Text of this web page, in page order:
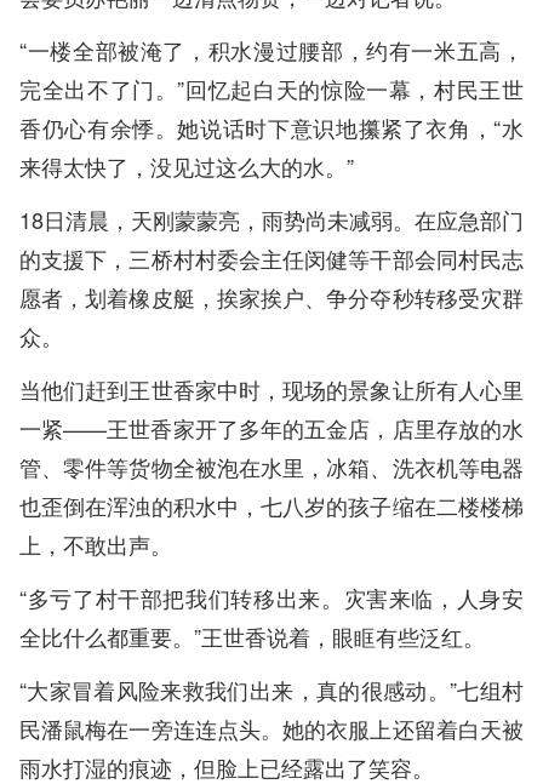
“一楼全部被淹了，积水漫过腰部，约有一米五高，
完全出不了门。”回忆起白天的惊险一幕，村民王世
香仍心有余悸。她说话时下意识地攥紧了衣角，“水
来得太快了，没见过这么大的水。”
18日清晨，天刚蒙蒙亮，雨势尚未减弱。在应急部门
的支援下，三桥村村委会主任闵健等干部会同村民志
愿者，划着橡皮艇，挨家挨户、争分夺秒转移受灾群
众。
当他们赶到王世香家中时，现场的景象让所有人心里
一紧——王世香家开了多年的五金店，店里存放的水
管、零件等货物全被泡在水里，冰箱、洗衣机等电器
也歪倒在浑浊的积水中，七八岁的孩子缩在二楼楼梯
上，不敢出声。
“多亏了村干部把我们转移出来。灾害来临，人身安
全比什么都重要。”王世香说着，眼眶有些泛红。
“大家冒着风险来救我们出来，真的很感动。”七组村
民潘鼠梅在一旁连连点头。她的衣服上还留着白天被
雨水打湿的痕迹，但脸上已经露出了笑容。